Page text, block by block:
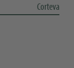
Corteva